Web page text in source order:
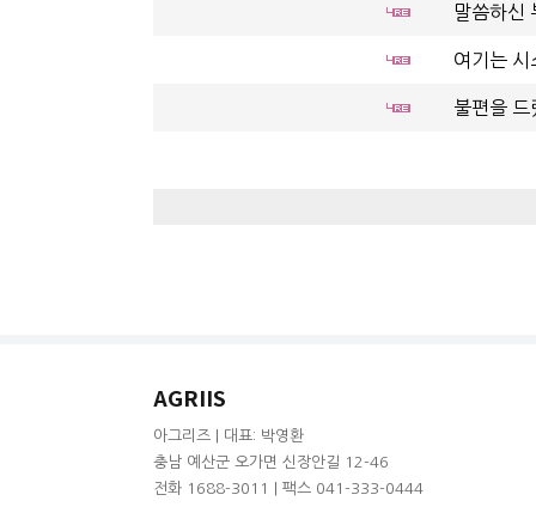
말씀하신
여기는 시
불편을
AGRIIS
아그리즈 | 대표: 박영환
충남 예산군 오가면 신장안길 12-46
전화 1688-3011 | 팩스 041-333-0444